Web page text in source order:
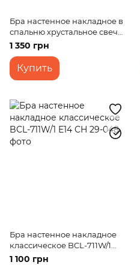
Бра настенное накладное в
спальню хрустальное свеча
BCL-659W/1 E14 CH
1 350 грн
Купить
Бра настенное накладное
классическое BCL-711W/1
E14 CH
1 100 грн